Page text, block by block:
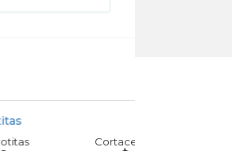
Cortacesped Burbujero